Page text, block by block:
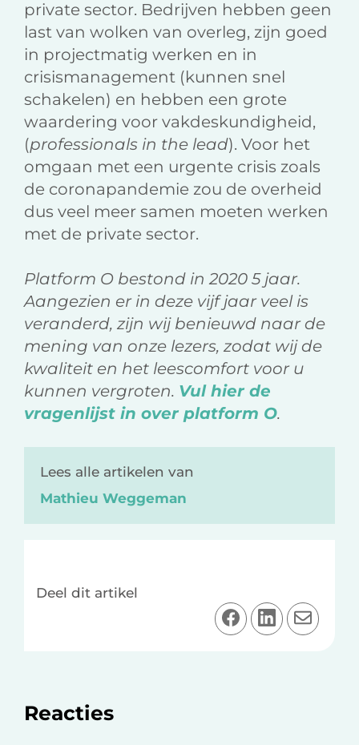
private sector. Bedrijven hebben geen
last van wolken van overleg, zijn goed
in projectmatig werken en in
crisismanagement (kunnen snel
schakelen) en hebben een grote
waardering voor vakdeskundigheid,
(professionals in the lead). Voor het
omgaan met een urgente crisis zoals
de coronapandemie zou de overheid
dus veel meer samen moeten werken
met de private sector.
Platform O bestond in 2020 5 jaar.
Aangezien er in deze vijf jaar veel is
veranderd, zijn wij benieuwd naar de
mening van onze lezers, zodat wij de
kwaliteit en het leescomfort voor u
kunnen vergroten. Vul hier de
vragenlijst in over platform O.
Lees alle artikelen van
Mathieu Weggeman
Deel dit artikel
D
e
D
e
D
e
Lees
Reacties